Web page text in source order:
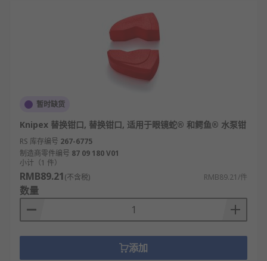
暂时缺货
Knipex 替换钳口, 替换钳口, 适用于眼镜蛇® 和鳄鱼® 水泵钳
RS 库存编号 267-6775
制造商零件编号 87 09 180 V01
小计（1 件）
RMB89.21(不含税) RMB89.21/件
数量
添加